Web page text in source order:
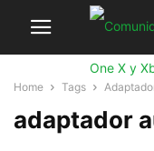
Home Tags
adaptador